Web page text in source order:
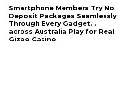
Smartphone Members Try No
Deposit Packages Seamlessly
Through Every Gadget. .
across Australia Play for Real
Gizbo Casino